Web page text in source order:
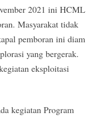
2021 ini HCML
Masyarakat tidak
pemboran ini diam
yang bergerak.
eksploitasi
kegiatan Program